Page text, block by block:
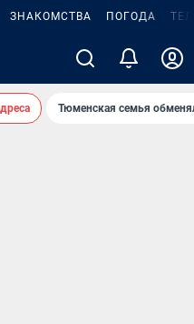
ЗНАКОМСТВА ПОГОДА
Тюменская семья